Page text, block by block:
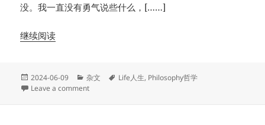
没。我一直没有勇气说些什么，[……]
继续阅读
Posted
on
2024-06-09 Categories
杂文 Tags
Life人生, Philosophy哲学
Leave a commenton 我的混蛋人生（上）